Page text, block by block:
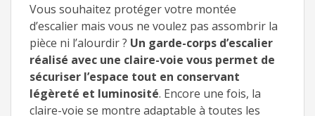
Vous souhaitez protéger votre montée
d’escalier mais vous ne voulez pas assombrir la
pièce ni l’alourdir ? Un garde-corps d’escalier
réalisé avec une claire-voie vous permet de
sécuriser l’espace tout en conservant
légèreté et luminosité. Encore une fois, la
claire-voie se montre adaptable à toutes les